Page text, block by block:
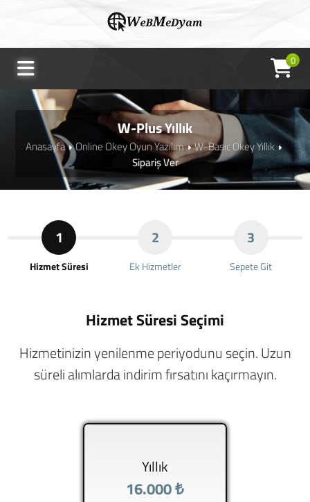
0
W-Plus Yıllık
Anasayfa Online Okey Oyun Yazılım
W-Basic Okey Yıllık
Sipariş Ver
1
Hizmet Süresi
2
Ek Hizmetler
3
Sepete Git
Hizmet Süresi Seçimi
Hizmetinizin yenilenme periyodunu seçin. Uzun
süreli alımlarda indirim fırsatını kaçırmayın.
Yıllık
16.000 ₺